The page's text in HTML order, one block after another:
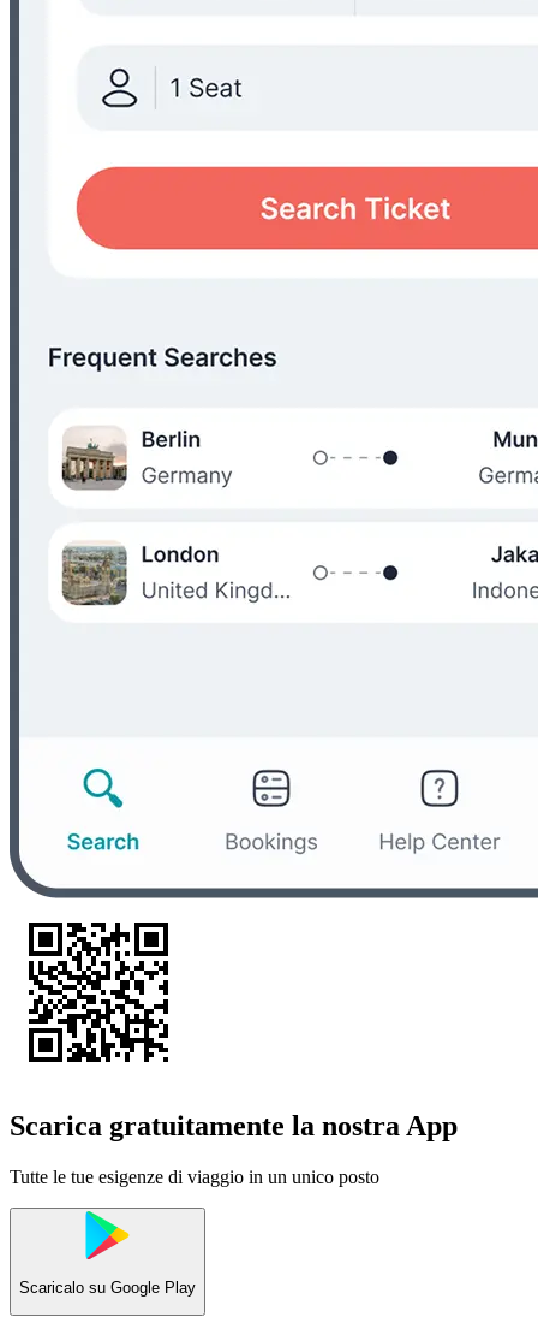
Scarica gratuitamente la nostra App
Tutte le tue esigenze di viaggio in un unico posto
Scaricalo su Google Play